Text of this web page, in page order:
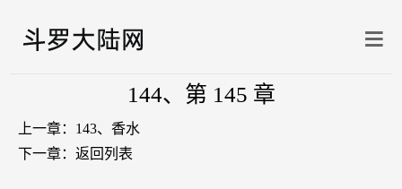
144、第 145 章
上一章： 143、香水
下一章： 返回列表